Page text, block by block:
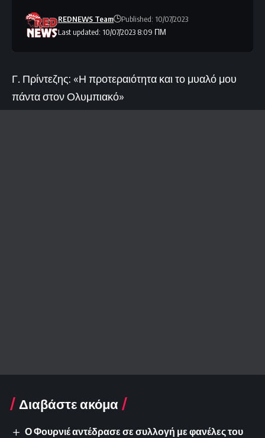
Last updated: 10/07/2023 8:09 ΠΜ
REDNEWS Team Published: 10/07/2023
Γ. Πρίντεζης: «Η προτεραιότητα και το μυαλό μου
πάντα στον Ολυμπιακό»
Διαβάστε ακόμα
Ο Φουρνιέ αντέδρασε σε συλλογή με φανέλες του